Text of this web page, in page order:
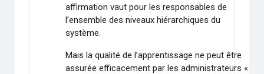
affirmation vaut pour les responsables de
l’ensemble des niveaux hiérarchiques du
système.
Mais la qualité de l’apprentissage ne peut être
assurée efficacement par les administrateurs «